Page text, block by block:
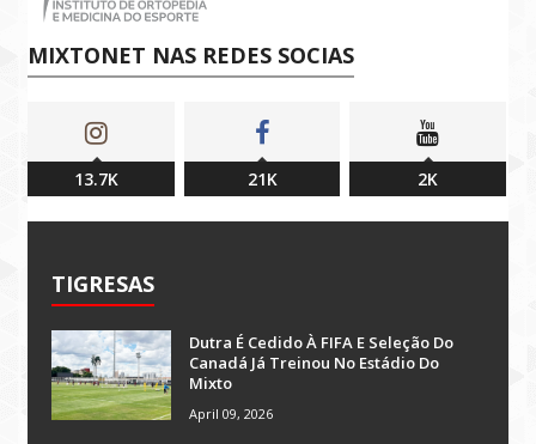
MIXTONET NAS REDES SOCIAS
13.7K 21K 2K
TIGRESAS
Dutra É Cedido À FIFA E Seleção Do
Canadá Já Treinou No Estádio Do
Mixto
April 09, 2026